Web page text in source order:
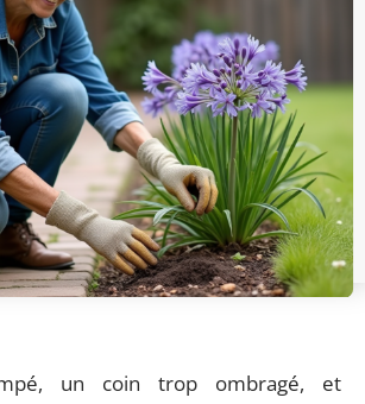
un coin trop ombragé, et